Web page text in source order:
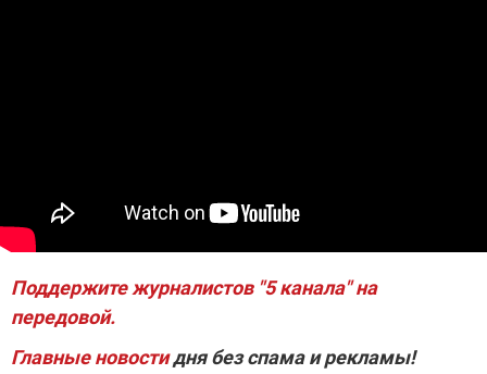
Поддержите журналистов "5 канала" на
передовой.
Главные новостидня без спама и рекламы!